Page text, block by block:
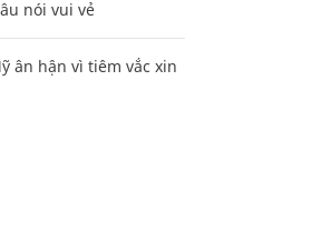
nói vui vẻ
ân hận vì tiêm vắc xin